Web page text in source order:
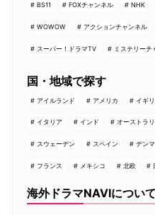
BS11 FOXチャンネル NHK
WOWOW アクションチャンネル
スーパー！ドラマTV ミステリーチ
国・地域で探す
アイルランド アメリカ イギ
イタリア インド オーストラ
スウェーデン スペイン デン
フランス メキシコ 北欧
海外ドラマNAVIについて